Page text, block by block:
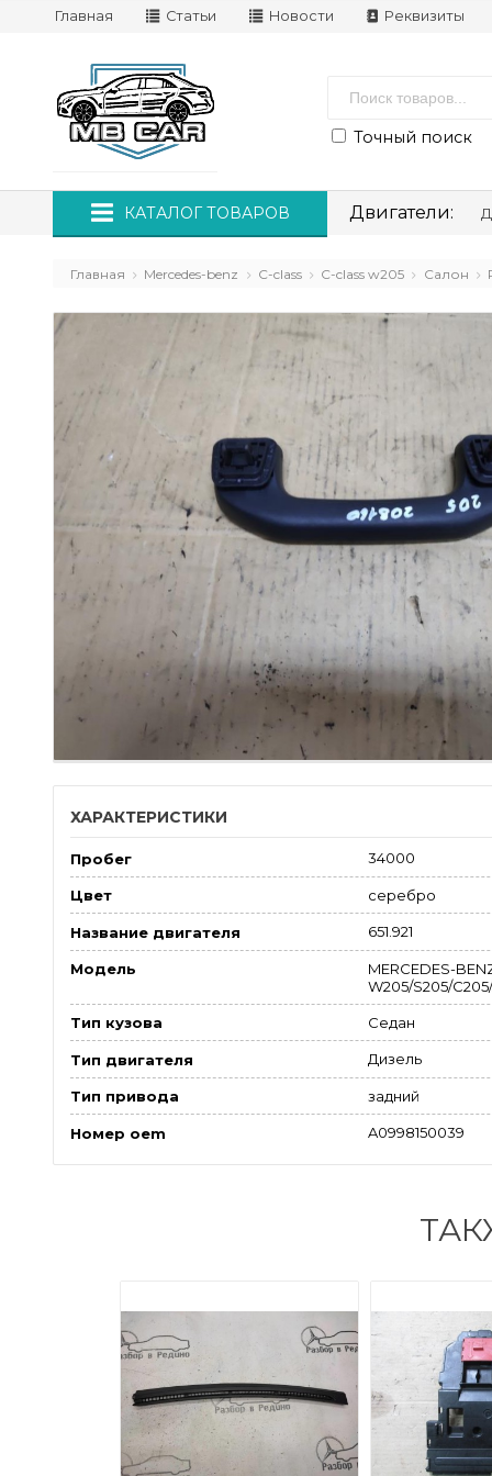
Главная Статьи Новости Реквизиты
Точный поиск
КАТАЛОГ ТОВАРОВ Двигатели:
Главная Mercedes-benz C-class C-class w205 Салон
ХАРАКТЕРИСТИКИ
Пробег 34000
Цвет серебро
Название двигателя 651.921
Модель
MERCEDES-
W205/S205/
Тип кузова Седан
Тип двигателя Дизель
Тип привода задний
Номер oem A0998150039